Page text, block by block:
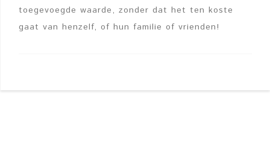
toegevoegde waarde, zonder dat het ten koste
gaat van henzelf, of hun familie of vrienden!